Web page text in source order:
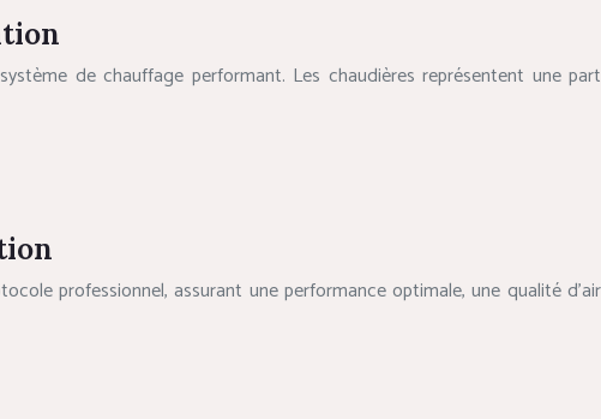
de chauffage performant. Les chaudières représentent une part
professionnel, assurant une performance optimale, une qualité d’air